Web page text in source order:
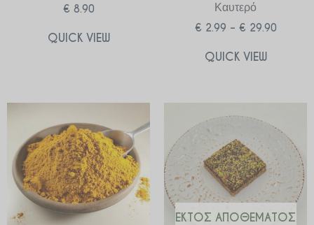
€ 8.90
QUICK VIEW
Καυτερό
€ 2.99 – € 29.90
QUICK VIEW
range:
€ 2.99
through
€ 29.90
ΕΚΤΌΣ ΑΠΟΘΈΜΑΤΟΣ